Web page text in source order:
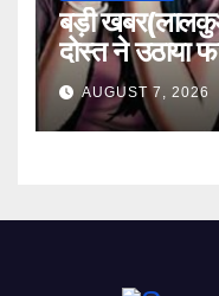
बड़ी
दोस्त ने उठाया
AUGUST 7, 2026